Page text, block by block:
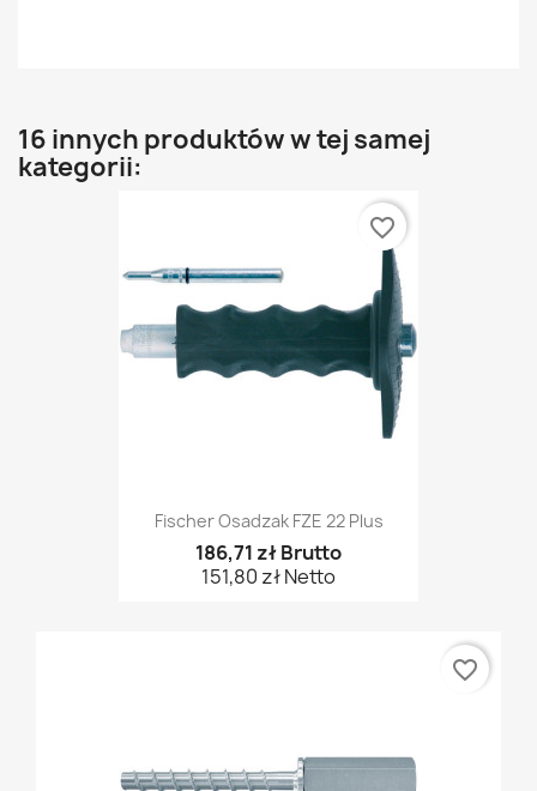
16 innych produktów w tej samej
kategorii:
Fischer Osadzak FZE 22 Plus
186,71 zł Brutto
151,80 zł Netto
favorite_border
favorite_border